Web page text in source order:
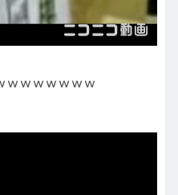
ｗｗｗｗｗｗｗ